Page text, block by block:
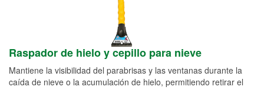
Raspador de hielo y cepillo para nieve
Mantiene la visibilidad del parabrisas y las ventanas durante la
caída de nieve o la acumulación de hielo, permitiendo retirar el